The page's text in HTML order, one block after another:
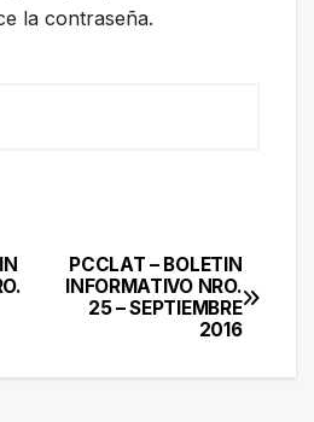
la contraseña.
PCCLAT – BOLETIN
INFORMATIVO NRO.
25 – SEPTIEMBRE
2016